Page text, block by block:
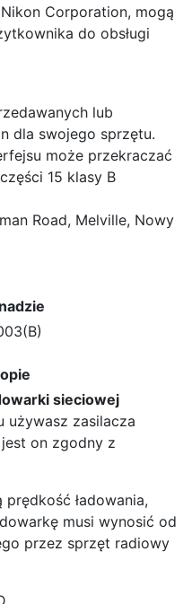
Corporation, mogą
do obsługi
lub
dla swojego sprzętu.
może przekraczać
15 klasy B
Road, Melville, Nowy
sieciowej
używasz zasilacza
on zgodny z
ładowania,
musi wynosić od
przez sprzęt radiowy